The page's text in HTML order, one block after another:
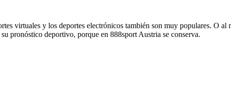
virtuales y los deportes electrónicos también son muy populares. O al
pronóstico deportivo, porque en 888sport Austria se conserva.